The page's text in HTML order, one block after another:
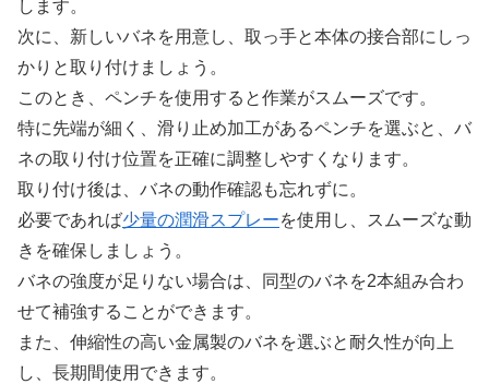
します。
次に、新しいバネを用意し、取っ手と本体の接合部にしっ
かりと取り付けましょう。
このとき、ペンチを使用すると作業がスムーズです。
特に先端が細く、滑り止め加工があるペンチを選ぶと、バ
ネの取り付け位置を正確に調整しやすくなります。
取り付け後は、バネの動作確認も忘れずに。
必要であれば少量の潤滑スプレーを使用し、スムーズな動
きを確保しましょう。
バネの強度が足りない場合は、同型のバネを2本組み合わ
せて補強することができます。
また、伸縮性の高い金属製のバネを選ぶと耐久性が向上
し、長期間使用できます。